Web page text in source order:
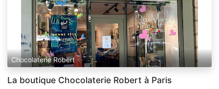
Chocolaterie Robert
La boutique Chocolaterie Robert à Paris